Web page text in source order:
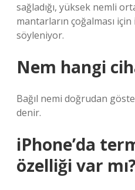
sağladığı, yüksek nemli
mantarların çoğalması için
söyleniyor.
Nem hangi
Bağıl nemi doğrudan
denir.
iPhone’da
özelliği var